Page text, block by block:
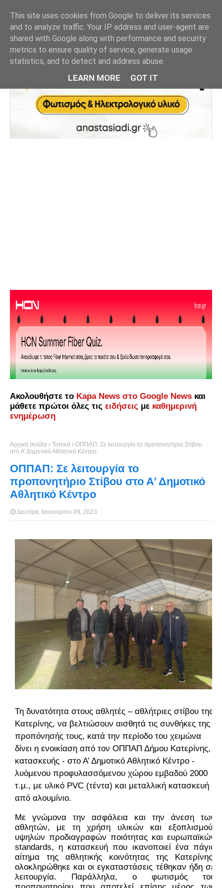
Ακολουθήστε το Kapa News στο Google News και
μάθετε πρώτοι όλες τις ειδήσεις με καθημερινή
ενημέρωση
Αρχική σελίδα Τοπικά
ΟΠΠΑΠ: Σε λειτουργία το προπονητήριο Στίβου
στο Α’ Δημοτικό Αθλητικό Κέντρο
ΟΠΠΑΠ: Σε λειτουργία το
προπονητήριο Στίβου στο Α’ Δημοτικό
Αθλητικό Κέντρο
Δευτέρα, Ιανουαρίου 09, 2023
Τη δυνατότητα στους αθλητές – αθλήτριες στίβου της
Κατερίνης, να βελτιώσουν αισθητά τις συνθήκες της
προπόνησής τους, κατά την περίοδο του χειμώνα
δίνει η ενοικίαση από τον ΟΠΠΑΠ Δήμου Κατερίνης,
κατασκευής - στο Α’ Δημοτικό Αθλητικό Κέντρο -
λυόμενου προφυλασσόμενου χώρου εμβαδού 2000
τ.μ., με υλικό PVC (τέντα) και μεταλλική κατασκευή
από αλουμίνιο.
Με γνώμονα την ασφάλεια και την άνεση των
αθλητών, με τη χρήση υλικών και εξοπλισμού
υψηλών προδιαγραφών ποιότητας και ευρωπαϊκών
standards, η κατασκευή που ικανοποιεί ένα πάγιο
αίτημα της αθλητικής κοινότητας της Κατερίνης,
ολοκληρώθηκε και οι εγκαταστάσεις τέθηκαν ήδη σε
λειτουργία. Παράλληλα, ο φωτισμός του
This site uses cookies from Google to deliver its services
and to analyze traffic. Your IP address and user-agent are
shared with Google along with performance and security
metrics to ensure quality of service, generate usage
statistics, and to detect and address abuse.
LEARN MORE GOT IT